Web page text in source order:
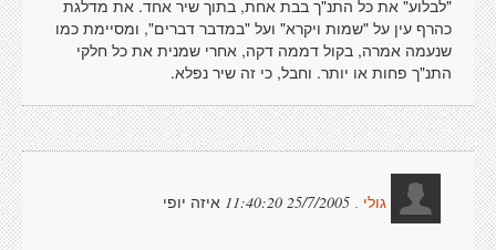
"לבלוע" את כל התנ"ך בבת אחת, בתוך שיר אחד. את מדלגת
כהרף עין על "שמות ויקרא" ועל "במדבר דברים", ומסיימת כמו
שנעמה אמרה, בקול דממה דקה, אחרי שמנית את כל חלקי
התנ"ך פחות או יותר. וחבל, כי זה שיר נפלא.
גולי . 25/7/2005 11:40:20 איזה יופי